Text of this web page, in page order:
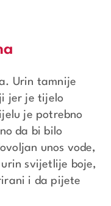
Urin tamnije
jer je tijelo
je potrebno
da bi bilo
unos vode,
svijetlije boje,
i da pijete